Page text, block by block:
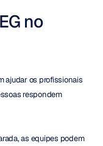
no
ajudar os profissionais
respondem
as equipes podem